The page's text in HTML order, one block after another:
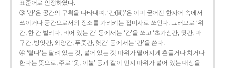
표준어로 인정하였다.
③ ‘칸’은 공간의 구획을 나타내며, ‘간(間)’은 이미 굳어진 한자어 속에서
쓰이거나 공간으로서의 장소를 가리키는 접미사로 쓰인다. 그러므로 ‘위
칸, 한 칸 벌리다, 비어 있는 칸’ 등에서는 ‘칸’을 쓰고 ‘초가삼간, 뒷간, 마
구간, 방앗간, 외양간, 푸줏간, 헛간’ 등에서는 ‘간’을 쓴다.
④ ‘털다’는 달려 있는 것, 붙어 있는 것 따위가 떨어지게 흔들거나 치거나
한다는 뜻으로, 주로 ‘옷, 이불’ 등과 같이 먼지 따위가 붙어 있는 대상을